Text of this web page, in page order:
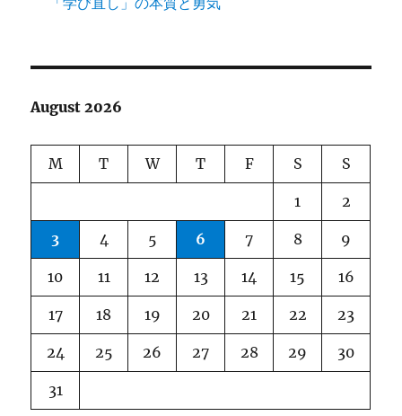
August 2026
M T W T F S S
1 2
3 4 5 6 7 8 9
10 11 12 13 14 15 16
17 18 19 20 21 22 23
24 25 26 27 28 29 30
31